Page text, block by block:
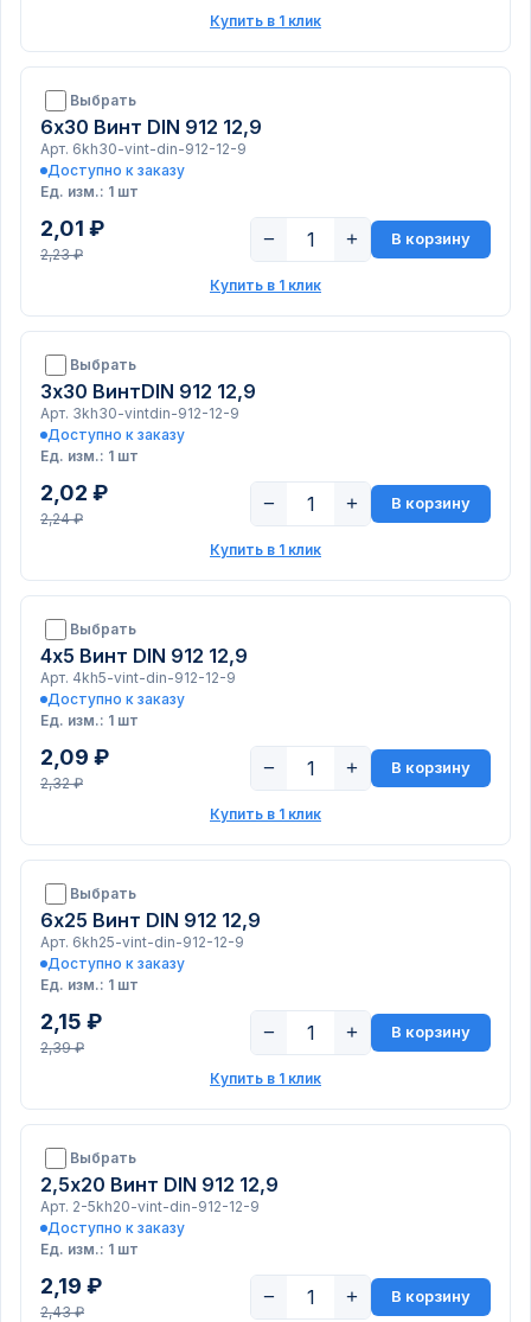
Купить в 1 клик
Выбрать
6х30 Винт DIN 912 12,9
Арт. 6kh30-vint-din-912-12-9
Доступно к заказу
Ед. изм.: 1 шт
2,01 ₽
2,23 ₽
− + В корзину
Купить в 1 клик
Выбрать
3х30 ВинтDIN 912 12,9
Арт. 3kh30-vintdin-912-12-9
Доступно к заказу
Ед. изм.: 1 шт
2,02 ₽
2,24 ₽
− + В корзину
Купить в 1 клик
Выбрать
4х5 Винт DIN 912 12,9
Арт. 4kh5-vint-din-912-12-9
Доступно к заказу
Ед. изм.: 1 шт
2,09 ₽
2,32 ₽
− + В корзину
Купить в 1 клик
Выбрать
6х25 Винт DIN 912 12,9
Арт. 6kh25-vint-din-912-12-9
Доступно к заказу
Ед. изм.: 1 шт
2,15 ₽
2,39 ₽
− + В корзину
Купить в 1 клик
Выбрать
2,5х20 Винт DIN 912 12,9
Арт. 2-5kh20-vint-din-912-12-9
Доступно к заказу
Ед. изм.: 1 шт
2,19 ₽
2,43 ₽
− + В корзину